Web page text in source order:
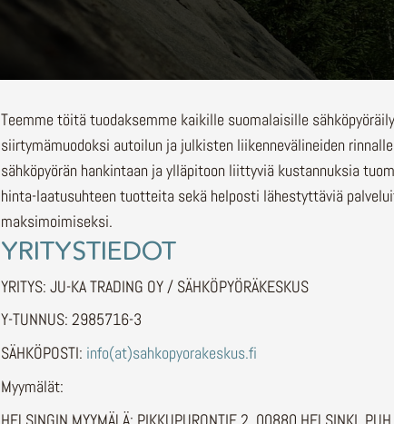
Teemme töitä tuodaksemme kaikille suomalaisille
siirtymämuodoksi autoilun ja julkisten liikennevälineiden
sähköpyörän hankintaan ja ylläpitoon liittyviä kustannuksia
hinta-laatusuhteen tuotteita sekä helposti lähestyttäviä
maksimoimiseksi.
YRITYSTIEDOT
YRITYS: JU-KA TRADING OY / SÄHKÖPYÖRÄKESKUS
Y-TUNNUS: 2985716-3
SÄHKÖPOSTI: info(at)sahkopyorakeskus.fi
Myymälät: